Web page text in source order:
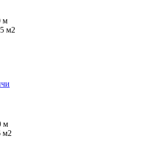
м
м2
м
м2